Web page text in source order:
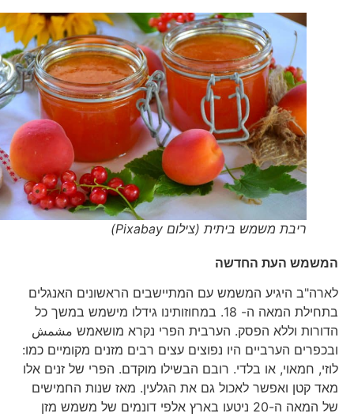
ריבת משמש ביתית (צילום Pixabay)
המשמש העת החדשה
לארה"ב היגיע המשמש עם המתיישבים הראשונים האנגלים
בתחילת המאה ה- 18. במחוזותינו גידלו מישמש במשך כל
הדורות וללא הפסק. הערבית הפרי נקרא מושאמש مشمش
ובכפרים הערביים היו נפוצים עצים רבים מזנים מקומיים כמו:
לוזי, חמאוי, או בלדי. רובם הבשילו מוקדם. הפרי של זנים אלו
מאד קטן ואפשר לאכול גם את הגלעין. מאז שנות החמישים
של המאה ה-20 ניטעו בארץ אלפי דונמים של משמש מזן